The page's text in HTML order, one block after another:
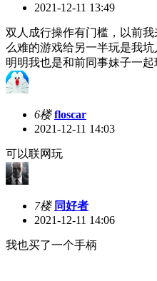
2021-12-11 13:49
双人成行操作有门槛，以前
么难的游戏给另一半玩是我坑
明明我也是和前同事妹子一起
6楼 floscar
2021-12-11 14:03
可以联网玩
7楼 同好者
2021-12-11 14:06
我也买了一个手柄